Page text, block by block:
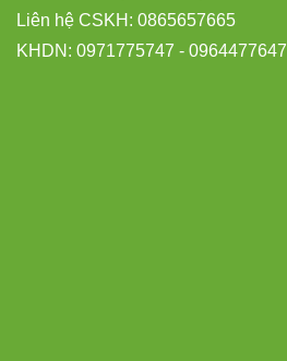
Liên hệ CSKH: 0865657665
KHDN: 0971775747 - 0964477647